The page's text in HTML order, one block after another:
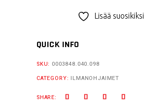
Lisää suosikiksi
QUICK INFO
SKU: 0003848.040.098
CATEGORY: ILMANOHJAIMET
SHARE: